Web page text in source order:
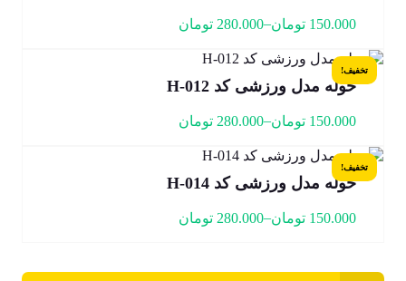
150.000 تومان–
280.000 تومان
تخفیف!
حوله مدل ورزشی کد H-012
150.000 تومان–
280.000 تومان
تخفیف!
حوله مدل ورزشی کد H-014
150.000 تومان–
280.000 تومان